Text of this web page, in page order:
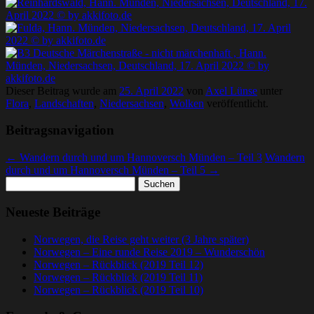
Dieser Beitrag wurde am 25. April 2022 von Axel Lünse unter
Flora, Landschaften, Niedersachsen, Wolken veröffentlicht.
Beitragsnavigation
← Wandern durch und um Hannoversch Münden – Teil 3 Wandern
durch und um Hannoversch Münden – Teil 5 →
nach:
Neueste Beiträge
Norwegen, die Reise geht weiter (3 Jahre später)
Norwegen – Eine runde Reise 2019 – Wunderschön
Norwegen – Rückblick (2019 Teil 12)
Norwegen – Rückblick (2019 Teil 11)
Norwegen – Rückblick (2019 Teil 10)